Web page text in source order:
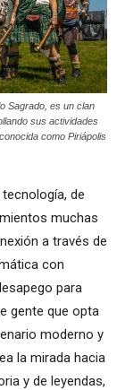
Sagrado, es un clan
sus actividades
como Piriápolis
de
muchas
a través de
con
para
gente que opta
moderno y
la mirada hacia
y de leyendas,